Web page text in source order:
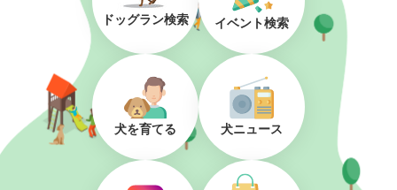
ドッグラン検索 イベント検索
犬を育てる 犬ニュース